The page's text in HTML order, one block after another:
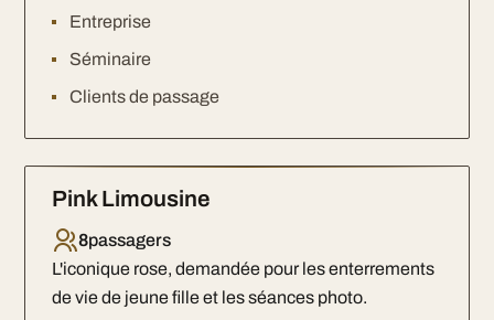
Entreprise
Séminaire
Clients de passage
Pink Limousine
8passagers
L'iconique rose, demandée pour les enterrements
de vie de jeune fille et les séances photo.